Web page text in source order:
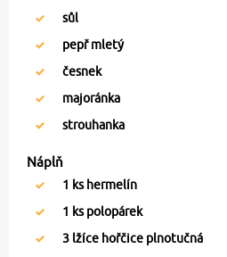
sůl
pepř mletý
česnek
majoránka
strouhanka
Náplň
1 ks hermelín
1 ks polopárek
3 lžíce hořčice plnotučná